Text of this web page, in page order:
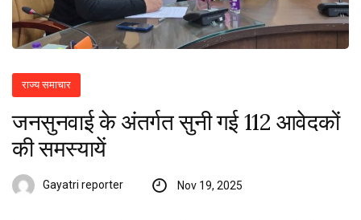
राज्य समाचार
जनसुनवाई के अंतर्गत सुनी गई 112 आवेदकों
की समस्यायें
Gayatri reporter Nov 19, 2025